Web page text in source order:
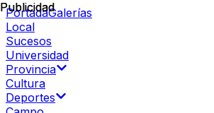
PortadaGalerías
Local
Sucesos
Universidad
Provincia
Cultura
Deportes
Publicidad
Publicidad